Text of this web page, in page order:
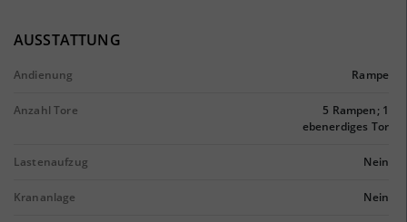
AUSSTATTUNG
Andienung Rampe
Anzahl Tore
5 Rampen; 1
ebenerdiges Tor
Lastenaufzug Nein
Krananlage Nein